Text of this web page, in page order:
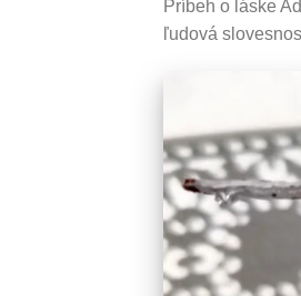
Príbeh o láske
ľudová